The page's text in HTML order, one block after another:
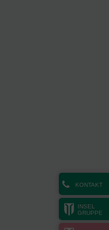
KONTAKT
INSEL
GRUPPE